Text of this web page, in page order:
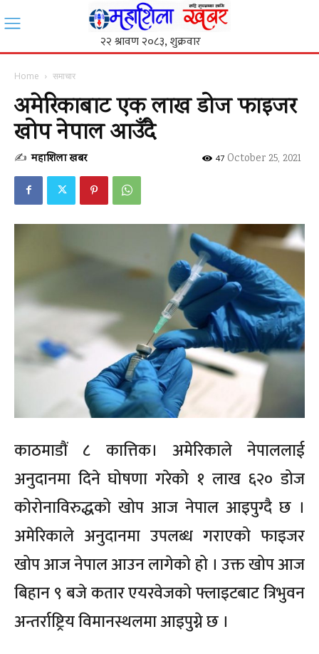
Home समाचार
अमेरिकाबाट एक लाख डोज फाइजर
खोप नेपाल आउँदै
✍ महाशिला खबर October 25, 2021
47
काठमाडौं ८ कात्तिक। अमेरिकाले नेपाललाई
अनुदानमा दिने घोषणा गरेको १ लाख ६२० डोज
कोरोनाविरुद्धको खोप आज नेपाल आइपुग्दै छ ।
अमेरिकाले अनुदानमा उपलब्ध गराएको फाइजर
खोप आज नेपाल आउन लागेको हो । उक्त खोप आज
बिहान ९ बजे कतार एयरवेजको फ्लाइटबाट त्रिभुवन
अन्तर्राष्ट्रिय विमानस्थलमा आइपुग्ने छ ।